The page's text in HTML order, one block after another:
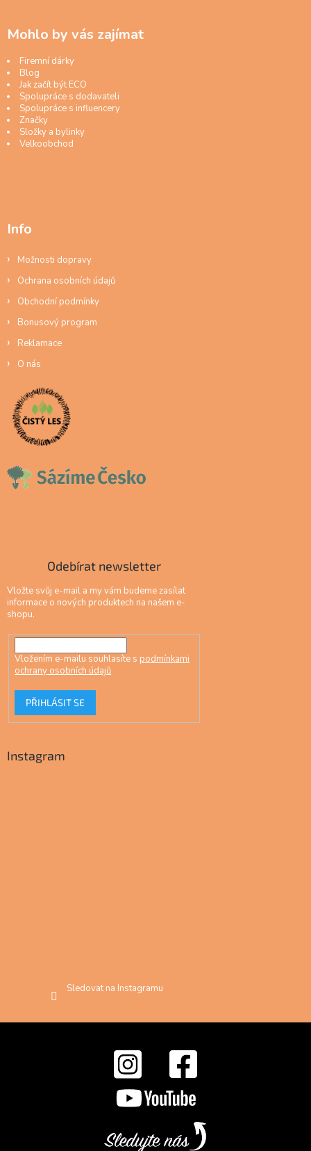
Mohlo by vás zajímat
Firemní dárky
Blog
Jak začít být ECO
Spolupráce s dodavateli
Spolupráce s influencery
Značky
Složky a bylinky
Velkoobchod
Info
Možnosti dopravy
Ochrana osobních údajů
Obchodní podmínky
Bonusový program
Reklamace
O nás
Odebírat newsletter
Vložte svůj e-mail a my vám budeme zasílat
informace o nových produktech na našem e-
shopu.
Vložením e-mailu souhlasíte s podmínkami
ochrany osobních údajů
PŘIHLÁSIT SE
Instagram
Sledovat na Instagramu